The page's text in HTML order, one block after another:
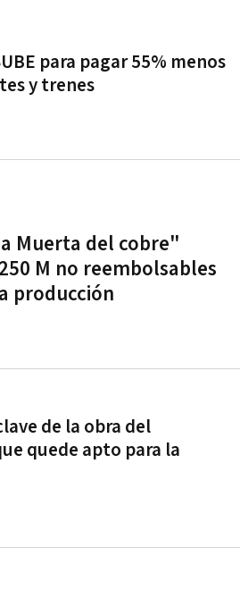
para pagar 55% menos
y trenes
Muerta del cobre"
M no reembolsables
producción
de la obra del
quede apto para la